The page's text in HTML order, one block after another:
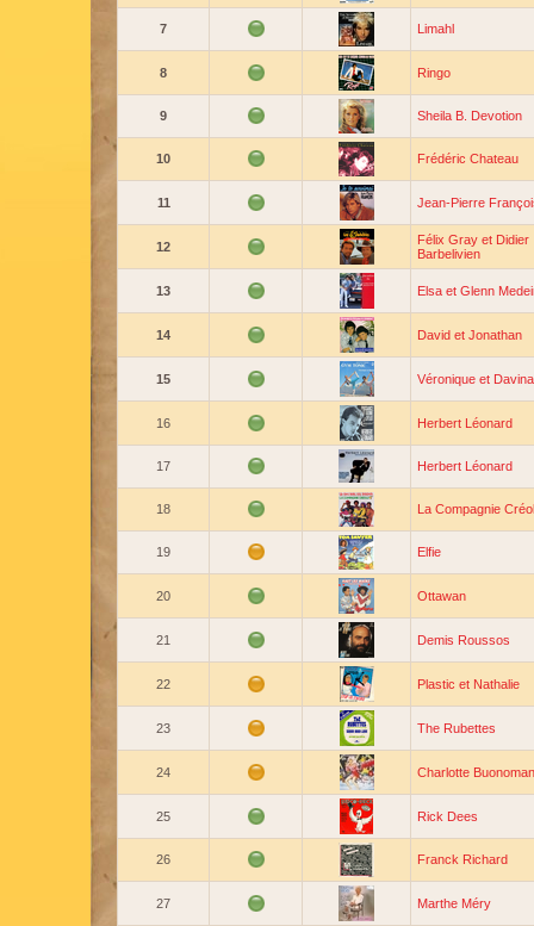
7 Limahl
8 Ringo
9 Sheila B. Devotion
10 Frédéric Chateau
11 Jean-Pierre
12
Félix Gray et Didier
Barbelivien
13 Elsa et Glenn
14 David et Jonathan
15 Véronique et Davina
16 Herbert Léonard
17 Herbert Léonard
18 La Compagnie
19 Elfie
20 Ottawan
21 Demis Roussos
22 Plastic et Nathalie
23 The Rubettes
24 Charlotte
25 Rick Dees
26 Franck Richard
27 Marthe Méry